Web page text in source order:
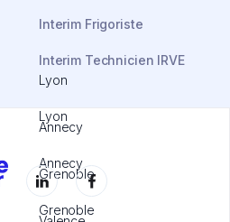
Interim Frigoriste
Lyon
Annecy
Grenoble
Interim Technicien IRVE
Lyon
Annecy
Grenoble